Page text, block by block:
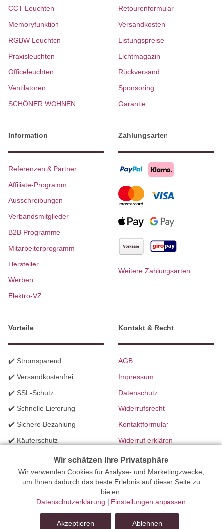
CCT Leuchten
Memoryfunktion
RGBW Leuchten
Praxisleuchten
Officeleuchten
Ventilatoren
SCHÖNER WOHNEN
Retourenformular
Versandkosten
Listungspreise
Lichtmagazin
Rückversand
Sponsoring
Garantie
Information
Referenzen & Partner
Affiliate-Programm
Ausschreibungen
Verbandsmitglieder
B2B Programme
Mitarbeiterprogramm
Hersteller
Werben
Elektro-VZ
Zahlungsarten
Weitere Zahlungsarten
Vorteile
✔️ Stromsparend
✔️ Versandkostenfrei
✔️ SSL-Schutz
✔️ Schnelle Lieferung
✔️ Sichere Bezahlung
✔️ Käuferschutz
✔️ B2B Programm
✔️ Schneller Support
Kontakt & Recht
AGB
Impressum
Datenschutz
Widerrufsrecht
Kontaktformular
Widerruf erklären
Batteriegesetzhinweise
Richtlinien für Werbung
Ihr Onlinefachhandel für Beleuchtung seit 2012 | Erstellt mit
Wir schätzen Ihre Privatsphäre
Wir verwenden Cookies für Analyse- und Marketingzwecke,
um Ihnen dadurch das beste Erlebnis auf dieser Seite zu
bieten.
Datenschutzerklärung | Einstellungen anpassen
Akzeptieren Ablehnen